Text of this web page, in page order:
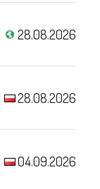
28.08.2026
28.08.2026
04.09.2026